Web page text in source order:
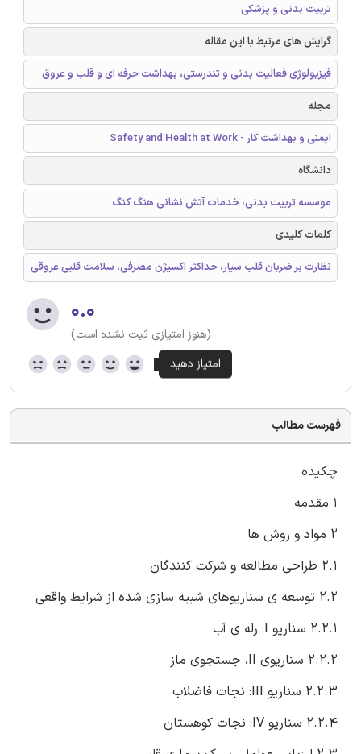
تربیت بدنی و پزشکی
گرایش های مرتبط با این مقاله
فیزیولوژی فعالیت بدنی و تندرستی، بهداشت حرفه ای و قلب و عروق
مجله
ایمنی و بهداشت کار - Safety and Health at Work
دانشگاه
موسسه تربیت بدنی، خدمات آتش نشانی هنگ کنگ
کلمات کلیدی
نظارت بر ضربان قلب سیار، حداکثر اکسیژن مصرفی، سلامت قلبی عروقی
۰.۰
(هنوز امتیازی ثبت نشده است)
فهرست مطالب
چکیده
1 مقدمه
2 مواد و روش ها
2.1 طراحی مطالعه و شرکت کنندگان
2.2 توسعه ی سناریوهای شبیه سازی شده از شرایط واقعی
2.2.1 سناریو I: رله ی آب
2.2.2 سناریوی II، جستجوی ماز
2.2.3 سناریو III: نجات فاضلاب
2.2.4 سناریو IV: نجات کوهستان